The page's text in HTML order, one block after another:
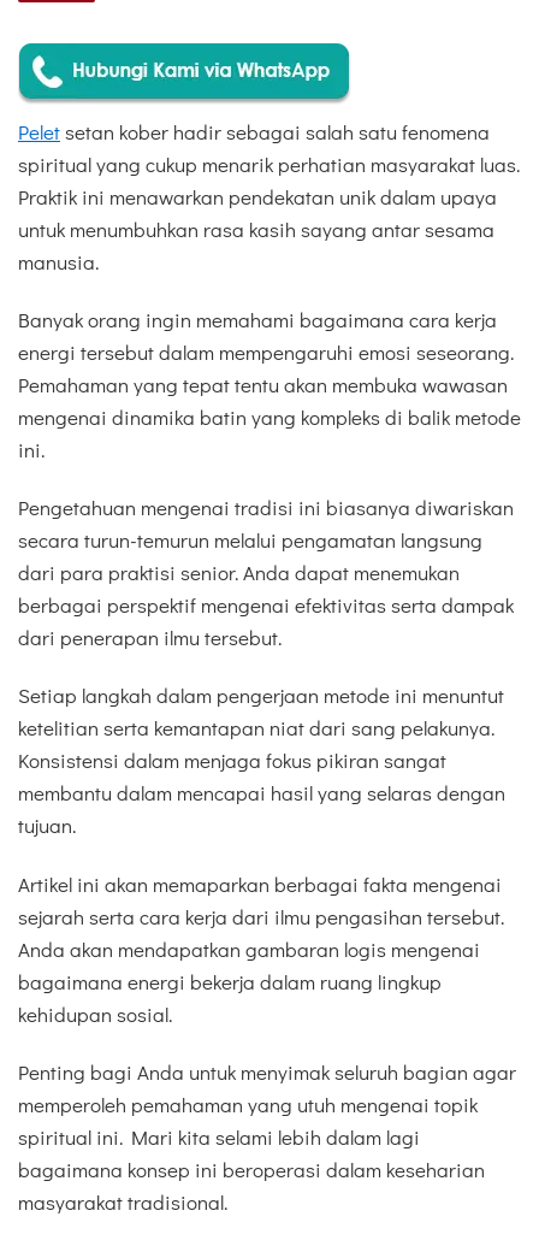
Peletsetan kober hadir sebagai salah satu fenomena
spiritual yang cukup menarik perhatian masyarakat luas.
Praktik ini menawarkan pendekatan unik dalam upaya
untuk menumbuhkan rasa kasih sayang antar sesama
manusia.
Banyak orang ingin memahami bagaimana cara kerja
energi tersebut dalam mempengaruhi emosi seseorang.
Pemahaman yang tepat tentu akan membuka wawasan
mengenai dinamika batin yang kompleks di balik metode
ini.
Pengetahuan mengenai tradisi ini biasanya diwariskan
secara turun-temurun melalui pengamatan langsung
dari para praktisi senior. Anda dapat menemukan
berbagai perspektif mengenai efektivitas serta dampak
dari penerapan ilmu tersebut.
Setiap langkah dalam pengerjaan metode ini menuntut
ketelitian serta kemantapan niat dari sang pelakunya.
Konsistensi dalam menjaga fokus pikiran sangat
membantu dalam mencapai hasil yang selaras dengan
tujuan.
Artikel ini akan memaparkan berbagai fakta mengenai
sejarah serta cara kerja dari ilmu pengasihan tersebut.
Anda akan mendapatkan gambaran logis mengenai
bagaimana energi bekerja dalam ruang lingkup
kehidupan sosial.
Penting bagi Anda untuk menyimak seluruh bagian agar
memperoleh pemahaman yang utuh mengenai topik
spiritual ini. Mari kita selami lebih dalam lagi
bagaimana konsep ini beroperasi dalam keseharian
masyarakat tradisional.